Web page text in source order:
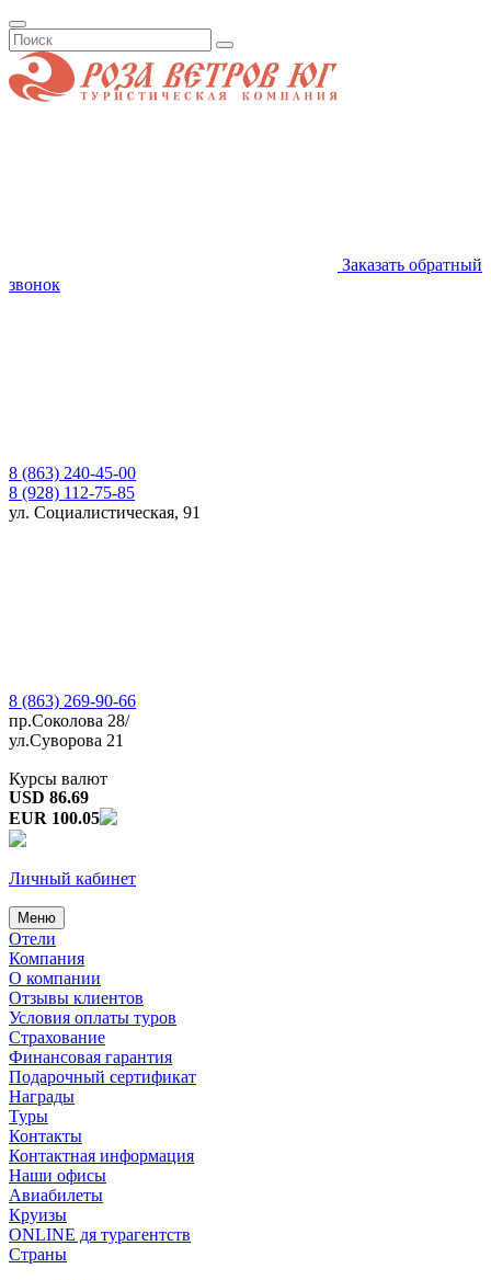
Заказать обратный
звонок
8 (863) 240-45-00
8 (928) 112-75-85
ул. Социалистическая, 91
8 (863) 269-90-66
пр.Соколова 28/
ул.Суворова 21
Курсы валют
USD 86.69
EUR 100.05
Личный кабинет
Меню
Отели
Компания
О компании
Отзывы клиентов
Условия оплаты туров
Страхование
Финансовая гарантия
Подарочный сертификат
Награды
Туры
Контакты
Контактная информация
Наши офисы
Авиабилеты
Круизы
ONLINE дя турагентств
Страны